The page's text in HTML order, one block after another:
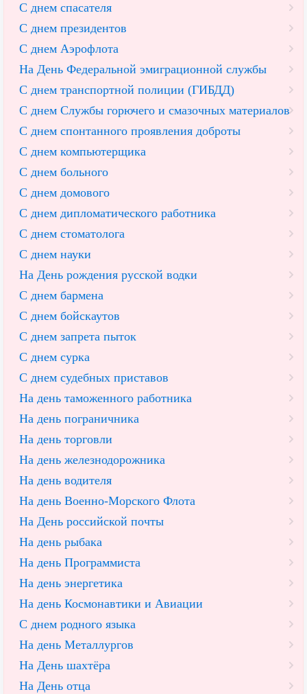
С днем спасателя
С днем президентов
С днем Аэрофлота
На День Федеральной эмиграционной службы
С днем транспортной полиции (ГИБДД)
С днем Службы горючего и смазочных материалов
С днем спонтанного проявления доброты
С днем компьютерщика
С днем больного
С днем домового
С днем дипломатического работника
С днем стоматолога
С днем науки
На День рождения русской водки
С днем бармена
С днем бойскаутов
С днем запрета пыток
С днем сурка
С днем судебных приставов
На день таможенного работника
На день пограничника
На день торговли
На день железнодорожника
На день водителя
На день Военно-Морского Флота
На День российской почты
На день рыбака
На день Программиста
На день энергетика
На день Космонавтики и Авиации
С днем родного языка
На день Металлургов
На День шахтёра
На День отца